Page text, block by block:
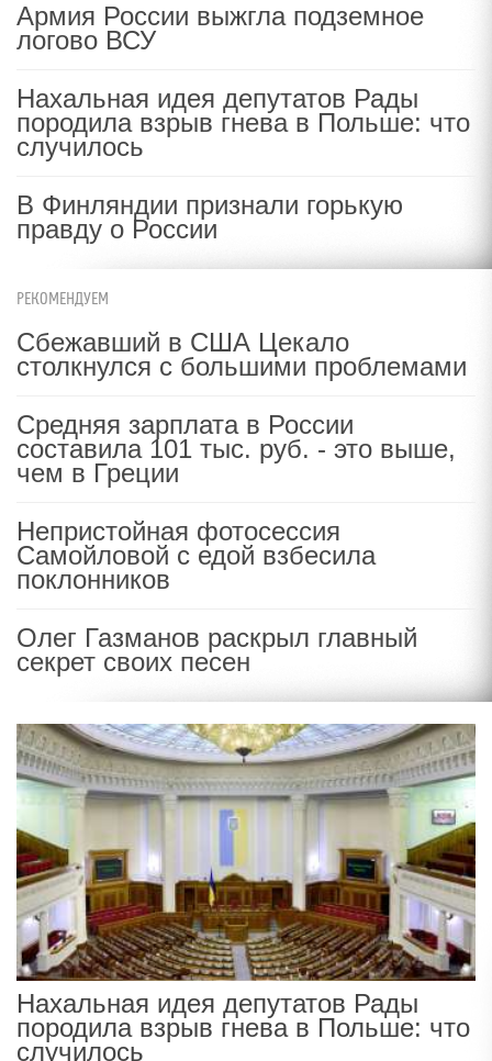
Армия России выжгла подземное
логово ВСУ
Нахальная идея депутатов Рады
породила взрыв гнева в Польше: что
случилось
В Финляндии признали горькую
правду о России
РЕКОМЕНДУЕМ
Сбежавший в США Цекало
столкнулся с большими проблемами
Средняя зарплата в России
составила 101 тыс. руб. - это выше,
чем в Греции
Непристойная фотосессия
Самойловой с едой взбесила
поклонников
Олег Газманов раскрыл главный
секрет своих песен
Нахальная идея депутатов Рады
породила взрыв гнева в Польше: что
случилось